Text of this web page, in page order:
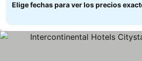
Elige fechas para ver los precios